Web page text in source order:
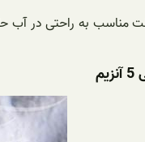
دلیل داشتن غلظت مناسب